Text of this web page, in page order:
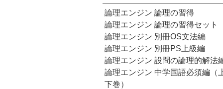
論理エンジン 論理の習得
論理エンジン 論理の習得セット
論理エンジン 別冊OS文法編
論理エンジン 別冊PS上級編
論理エンジン 設問の論理的解法
論理エンジン 中学国語必須編（
下巻）